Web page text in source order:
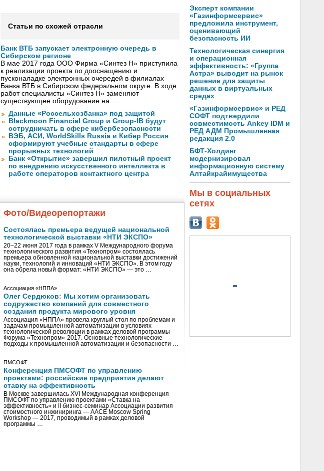
Статьи по схожей отрасли
Банк ВТБ запускает электронную очередь в
Сибирском регионе
В мае 2017 года ООО Фирма «Синтез Н» приступила
к реализации проекта по дооснащению и
пусконаладке электронных очередей в филиалах
Банка ВТБ в Сибирском федеральном округе. В ходе
работ специалисты «Синтез Н» заменяют
существующее оборудование на …
Данные «Россельхозбанка» под защитой
Blackmoon Financial Group и Group-IB будут
сотрудничать в сфере кибербезопасности
ВЭБ, АСИ, WorldSkills Russia и Кибер Россия
сформируют учебные стандарты в сфере
прорывных технологий
Банк «Открытие» завершил пилотный проект
по внедрению искусственного интеллекта в
работе операторов контактного центра
Фото/Видеорепортажи
Состоялась премьера ведущей национальной
технологической выставки «НТИ ЭКСПО»
20–22 июня 2017 года в рамках V Международного форума
технологического развития «Технопром» состоялась
премьера обновленной национальной выставки достижений
науки, технологий и инноваций «НТИ ЭКСПО». В этом году
она обрела новый формат: «НТИ ЭКСПО» — это …
Ассоциация «НППА»
Олег Сердюков: Мы хотим организовать
содружество компаний для совместного
создания продукта мирового уровня
Ассоциация «НППА» провела круглый стол по проблемам и
задачам промышленной автоматизации в условиях
технологической революции в рамках деловой программы
Форума «Технопром»-2017. Основные технологические
подходы к промышленной автоматизации и безопасности …
ПМСОФТ
Конференция ПМСОФТ по управлению
проектами: российские предприятия делают
ставку на эффективность
В Москве завершилась XVI Международная конференция
ПМСОФТ по управлению проектами «Ставка на
эффективность» и II бизнес-семинар Ассоциации развития
стоимостного инжиниринга — AACE Moscow Spring
Workshop — 2017, проводимый в рамках деловой
программы …
Эксперт компании
«Газинформсервис»
предложила инструмент,
оценивающий
безопасность ИИ
Технологическая синергия
и операционная
эффективность: «Группа
Астра» выводит на рынок
решение для защиты
данных в виртуальных
средах
«Газинформсервис» и РЕД
СОФТ подтвердили
совместимость Ankey IDM и
РЕД АДМ Промышленная
редакция 2.0
БФТ-Холдинг
модернизировал
информационную систему
Алтайкрайимущества
Мы в социальных
сетях